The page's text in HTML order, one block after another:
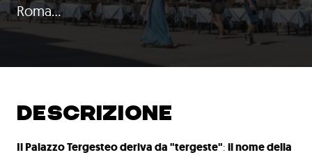
Roma…
DESCRIZIONE
Il Palazzo Tergesteo deriva da "tergeste": il nome della